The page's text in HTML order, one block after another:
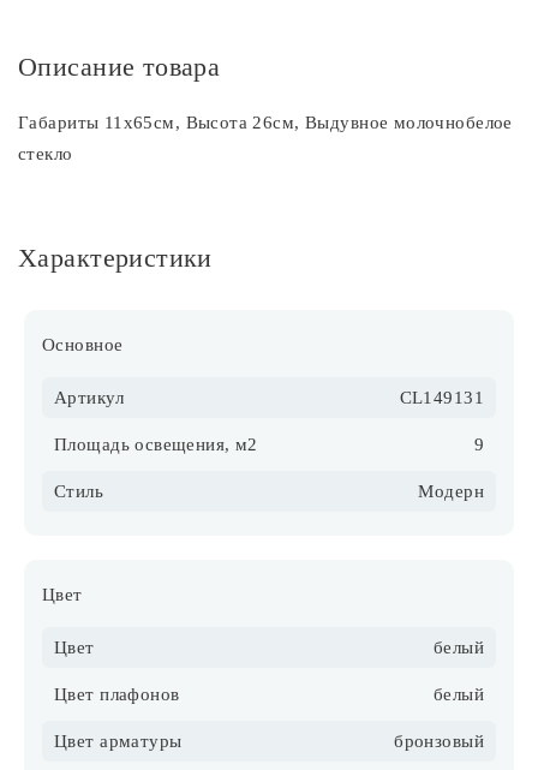
Описание товара
Габариты 11х65см, Высота 26см, Выдувное молочнобелое
стекло
Характеристики
Основное
Артикул CL149131
Площадь освещения, м2 9
Стиль Модерн
Цвет
Цвет белый
Цвет плафонов белый
Цвет арматуры бронзовый